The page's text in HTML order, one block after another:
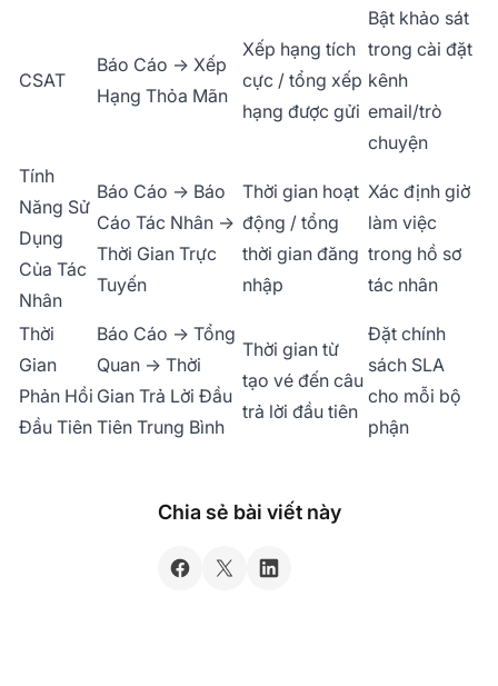
CSAT
Báo Cáo → Xếp
Hạng Thỏa Mãn
Xếp hạng tích
cực / tổng xếp
hạng được gửi
Bật khảo sát
trong cài đặt
kênh
email/trò
chuyện
Tính
Năng Sử
Dụng
Của Tác
Nhân
Báo Cáo → Báo
Cáo Tác Nhân →
Thời Gian Trực
Tuyến
Thời gian hoạt
động / tổng
thời gian đăng
nhập
Xác định giờ
làm việc
trong hồ sơ
tác nhân
Thời
Gian
Phản Hồi
Đầu Tiên
Báo Cáo → Tổng
Quan → Thời
Gian Trả Lời Đầu
Tiên Trung Bình
Thời gian từ
tạo vé đến câu
trả lời đầu tiên
Đặt chính
sách SLA
cho mỗi bộ
phận
Chia sẻ bài viết này